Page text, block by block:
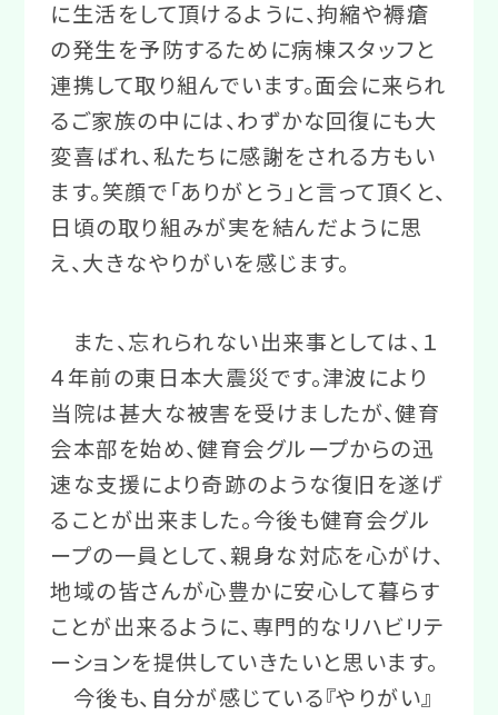
に生活をして頂けるように、拘縮や褥瘡
の発生を予防するために病棟スタッフと
連携して取り組んでいます。面会に来られ
るご家族の中には、わずかな回復にも大
変喜ばれ、私たちに感謝をされる方もい
ます。笑顔で「ありがとう」と言って頂くと、
日頃の取り組みが実を結んだように思
え、大きなやりがいを感じます。
また、忘れられない出来事としては、１
４年前の東日本大震災です。津波により
当院は甚大な被害を受けましたが、健育
会本部を始め、健育会グループからの迅
速な支援により奇跡のような復旧を遂げ
ることが出来ました。今後も健育会グル
ープの一員として、親身な対応を心がけ、
地域の皆さんが心豊かに安心して暮らす
ことが出来るように、専門的なリハビリテ
ーションを提供していきたいと思います。
今後も、自分が感じている『やりがい』